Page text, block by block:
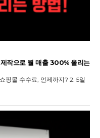
작으로 월 매출 300% 올리는